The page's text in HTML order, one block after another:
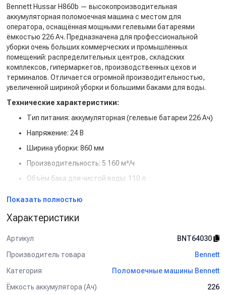
Bennett Hussar H860b — высокопроизводительная
аккумуляторная поломоечная машина с местом для
оператора, оснащённая мощными гелевыми батареями
ёмкостью 226 Ач. Предназначена для профессиональной
уборки очень больших коммерческих и промышленных
помещений: распределительных центров, складских
комплексов, гипермаркетов, производственных цехов и
терминалов. Отличается огромной производительностью,
увеличенной шириной уборки и большими баками для воды.
Технические характеристики:
Тип питания: аккумуляторная (гелевые батареи 226 Ач)
Напряжение: 24 В
Ширина уборки: 860 мм
Производительность: 5 160 м²/ч
Объём бака для чистой воды: 110 л
Место для оператора: максимальный комфорт и
устойчивость к разрядам
Большая ширина уборки: идеально для огромных
площадей
Показать полностью
Характеристики
Артикул
BNT64030
Производитель товара
Bennett
Категория
Поломоечные машины Bennett
Ёмкость аккумулятора (Ач)
226